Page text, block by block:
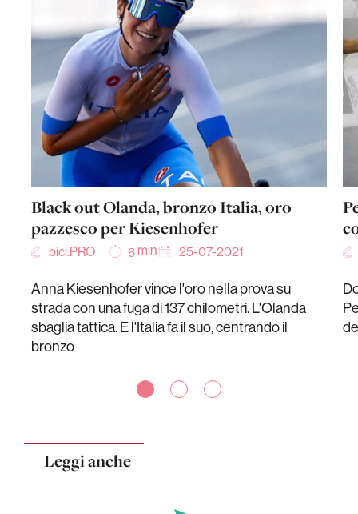
Black out Olanda, bronzo Italia, oro
pazzesco per Kiesenhofer
bici.PRO 6 min 25-07-2021
Anna Kiesenhofer vince l'oro nella prova su
strada con una fuga di 137 chilometri. L'Olanda
sbaglia tattica. E l'Italia fa il suo, centrando il
bronzo
Leggi anche